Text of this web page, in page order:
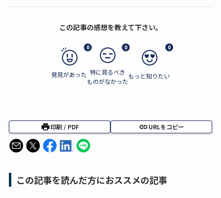
この記事の感想を教えて下さい。
0
発見があった
0
特に見るべき
ものがなかった
0
もっと知りたい
印刷 / PDF URLをコピー
この記事を読んだ方におススメの記事